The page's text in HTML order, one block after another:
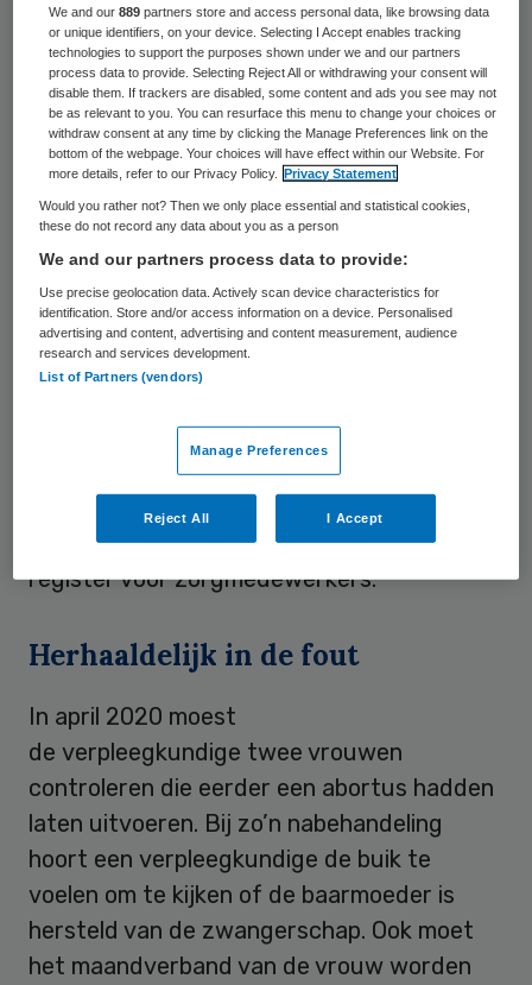
Nadat hij was ontslagen, ging hij aan de
slag bij een ambulancedienst, maar daar
ging hij op andere manieren in de fout,
waardoor hij patiënten in gevaar bracht.
Ook de politie heeft over hem geklaagd.
Algeheel beroepsverbod
Het tuchtcollege voor
de gezondheidszorg in Amsterdam ziet een
grenzen van het toelaatbare opzoekt en
daar overheen gaat”. Daarom krijgt hij een
algeheel beroepsverbod. Bovendien mag hij
zich ook nooit meer inschrijven in het
register voor zorgmedewerkers.
Herhaaldelijk in de fout
In april 2020 moest
de verpleegkundige twee vrouwen
controleren die eerder een abortus hadden
laten uitvoeren. Bij zo’n nabehandeling
hoort een verpleegkundige de buik te
voelen om te kijken of de baarmoeder is
hersteld van de zwangerschap. Ook moet
het maandverband van de vrouw worden
We and our889 partners store and access personal data, like browsing data
or unique identifiers, on your device. Selecting I Accept enables tracking
technologies to support the purposes shown under we and our partners
process data to provide. Selecting Reject All or withdrawing your consent will
disable them. If trackers are disabled, some content and ads you see may not
be as relevant to you. You can resurface this menu to change your choices or
withdraw consent at any time by clicking the Manage Preferences link on the
bottom of the webpage. Your choices will have effect within our Website. For
more details, refer to our Privacy Policy.
Privacy Statement
Would you rather not? Then we only place essential and statistical cookies,
these do not record any data about you as a person
We and our partners process data to provide:
Use precise geolocation data. Actively scan device characteristics for
identification. Store and/or access information on a device. Personalised
advertising and content, advertising and content measurement, audience
research and services development.
List of Partners (vendors)
Manage Preferences
Reject All I Accept